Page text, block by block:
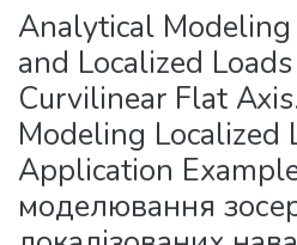
Statistics
Analytical
and Localized
Curvilinear Flat
Modeling Localized
Application
моделювання